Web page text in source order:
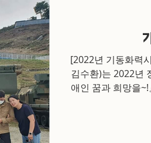
[2022년 기동화력
김수환)는 2022년
애인 꿈과 희망을